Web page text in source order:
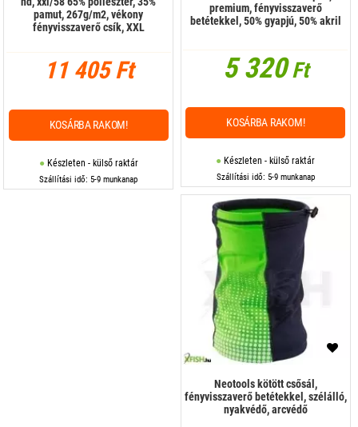
pamut, 267g/m2, vékony
fényvisszaverő csík, XXL
11 405 Ft
Készleten - külső raktár
Szállítási idő: 5-9 munkanap
KOSÁRBA RAKOM!
premium, fényvisszaverő
betétekkel, 50% gyapjú, 50% akril
5 320Ft
Készleten - külső raktár
Szállítási idő: 5-9 munkanap
KOSÁRBA RAKOM!
Neotools kötött csősál,
fényvisszaverő betétekkel, szélálló,
nyakvédő, arcvédő